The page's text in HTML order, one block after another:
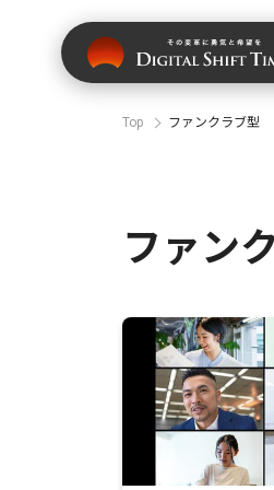
Top ファンクラブ型
ファン